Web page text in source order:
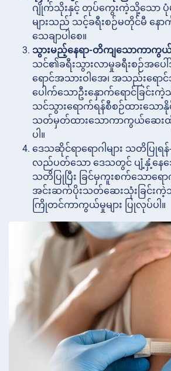
ဂျိုက်သိုးနှင့် တုပ်ကွေးကဲ့သို့သော
များသည် သင့်ခရီးစဉ်မတိုင်မီ နော
သေချာပါစေ။
သွားမည့်နေရာ-တိကျသောကာကွယ်
သင်၏ခရီးသွားလာမှုခရီးစဉ်အပေ
ရောင်အသားဝါအေ၊ အသည်းရ
ပေါက်သောဦးနှောက်ရောင်ခြင်း
သင်သွားရောက်ရန်စီစဉ်ထားသော
သတ်မှတ်ထားသောကာကွယ်ဆေးထိုး
ပါ။
ဒေသဆိုင်ရာရောဂါများ သတိပြုရန်
လည်ပတ်သော ဒေသတွင် ပျံ့နှံ့နေသေ
သတိပြုပြီး ခြင်မှကူးစက်သောရေ
အင်းဆက်ပိုးသတ်ဆေးသုံးခြင်း
ကြိုတင်ကာကွယ်မှုများ ပြုလုပ်ပါ။